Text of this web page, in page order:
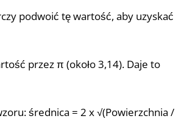
podwoić tę wartość, aby uzyskać
przez π (około 3,14). Daje to
średnica = 2 x √(Powierzchnia /